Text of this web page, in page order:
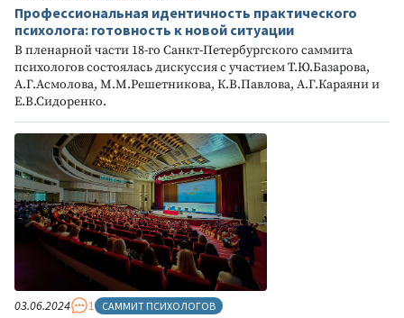
Профессиональная идентичность практического
психолога: готовность к новой ситуации
В пленарной части 18-го Санкт-Петербургского саммита
психологов состоялась дискуссия с участием Т.Ю.Базарова,
А.Г.Асмолова, М.М.Решетникова, К.В.Павлова, А.Г.Караяни и
Е.В.Сидоренко.
03.06.2024 1 САММИТ ПСИХОЛОГОВ